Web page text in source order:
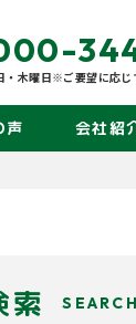
・木曜日※ご要望に応じ
声 会社紹
索 SEARCH